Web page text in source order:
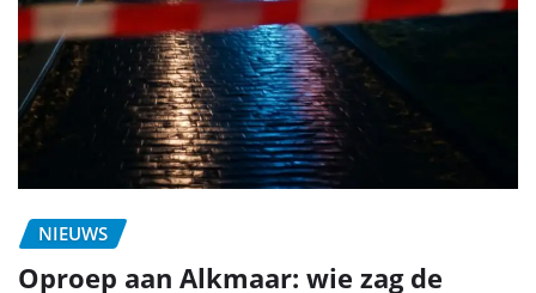
NIEUWS
Oproep aan Alkmaar: wie zag de